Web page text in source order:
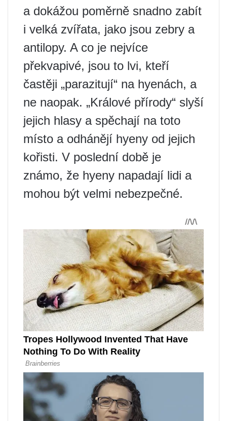
a dokážou poměrně snadno zabít
i velká zvířata, jako jsou zebry a
antilopy. A co je nejvíce
překvapivé, jsou to lvi, kteří
častěji „parazitují“ na hyenách, a
ne naopak. „Králové přírody“ slyší
jejich hlasy a spěchají na toto
místo a odhánějí hyeny od jejich
kořisti. V poslední době je
známo, že hyeny napadají lidi a
mohou být velmi nebezpečné.